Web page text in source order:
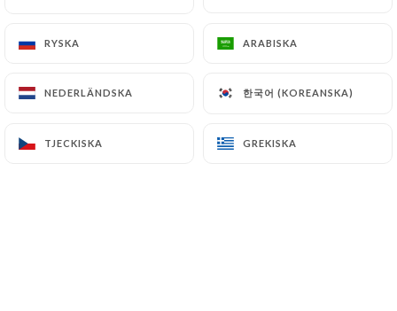
RYSKA ARABISKA
NEDERLÄNDSKA 한국어 (KOREANSKA)
TJECKISKA GREKISKA
RYSKA ARABISKA
NEDERLÄNDSKA 한국어 (KOREANSKA)
TJECKISKA GREKISKA